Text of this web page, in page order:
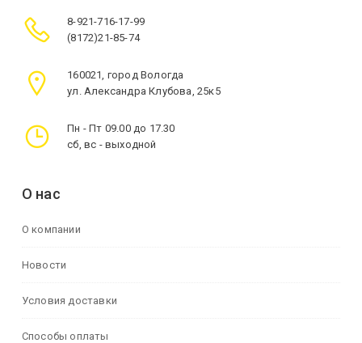
8-921-716-17-99
(8172)21-85-74
160021, город Вологда
ул. Александра Клубова, 25к5
Пн - Пт 09.00 до 17.30
сб, вс - выходной
О нас
О компании
Новости
Условия доставки
Способы оплаты